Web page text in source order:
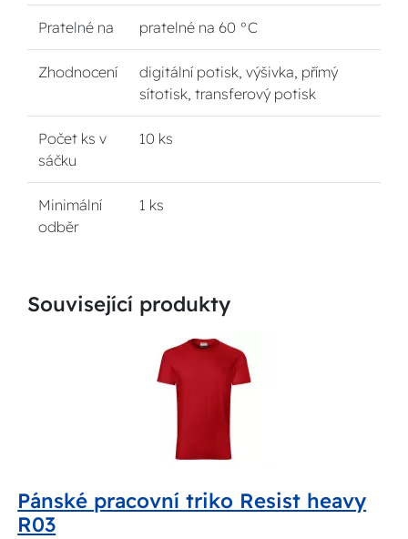
Pratelné na pratelné na 60 °C
Zhodnocení
digitální potisk, výšivka, přímý
sítotisk, transferový potisk
Počet ks v
sáčku
10 ks
Minimální
odběr
1 ks
Související produkty
Pánské pracovní triko Resist heavy
R03